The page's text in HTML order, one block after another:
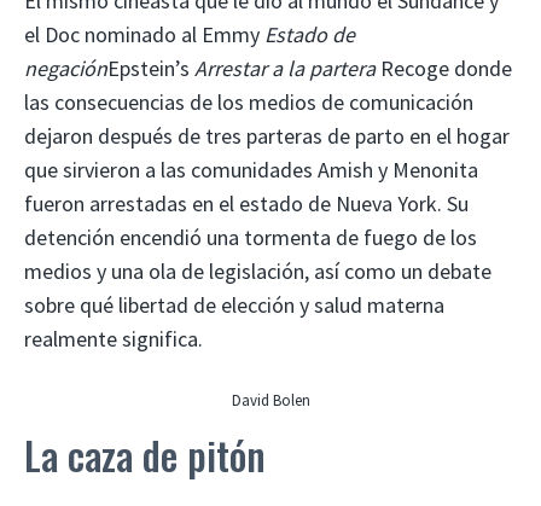
el Doc nominado al Emmy Estado de
negaciónEpstein’s Arrestar a la partera Recoge donde
las consecuencias de los medios de comunicación
dejaron después de tres parteras de parto en el hogar
que sirvieron a las comunidades Amish y Menonita
fueron arrestadas en el estado de Nueva York. Su
detención encendió una tormenta de fuego de los
medios y una ola de legislación, así como un debate
sobre qué libertad de elección y salud materna
realmente significa.
David Bolen
La caza de pitón